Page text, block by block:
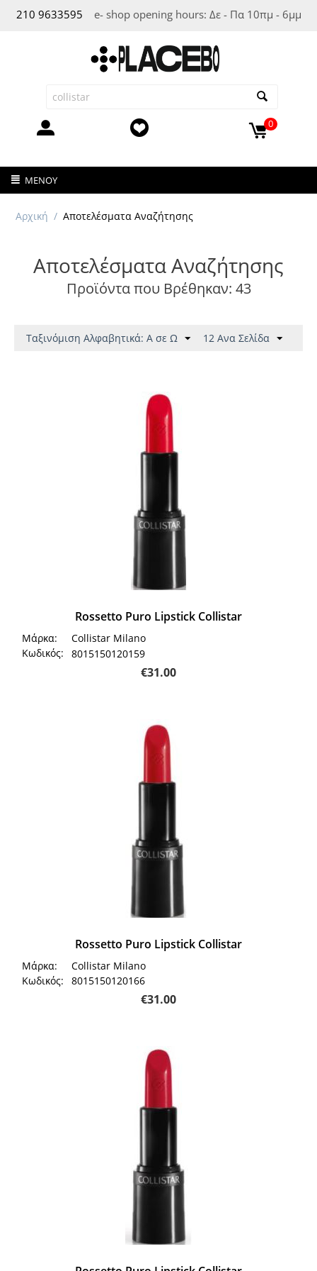
210 9633595 e- shop opening hours: Δε - Πα 10πμ - 6μμ
0
ΜΕΝΟΎ
Αρχική / Αποτελέσματα Αναζήτησης
Αποτελέσματα Αναζήτησης
Προϊόντα που Βρέθηκαν: 43
Ταξινόμιση Αλφαβητικά: A σε Ω 12 Ανα Σελίδα
Rossetto Puro Lipstick Collistar
Μάρκα:
Collistar Milano
Κωδικός:
8015150120159
€31.00
Rossetto Puro Lipstick Collistar
Μάρκα:
Collistar Milano
Κωδικός:
8015150120166
€31.00